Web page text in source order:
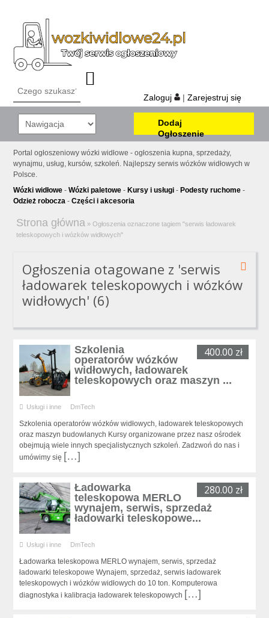
Zaloguj | Zarejestruj się
Dodaj
Ogłoszenie
Portal ogłoszeniowy wózki widłowe - ogłoszenia kupna, sprzedaży,
wynajmu, usług, kursów, szkoleń. Najlepszy serwis wózków widłowych w
Polsce.
Wózki widłowe -Wózki paletowe - Kursy i usługi - Podesty ruchome -
Odzież robocza -Części i akcesoria
Strona główna » Ogłoszenia oznaczone tagiem "serwis ładowarek
teleskopowych i wózków widłowych"
Ogłoszenia otagowane z 'serwis
ładowarek teleskopowych i wózków
widłowych' (6)
400.00 zł
Szkolenia
operatorów wózków
widłowych, ładowarek
teleskopowych oraz maszyn ...
Usługi i inne DmTech
Szkolenia operatorów wózków widłowych, ładowarek teleskopowych
oraz maszyn budowlanych Kursy organizowane przez nasz ośrodek
obejmują wiele innych specjalistycznych szkoleń. Zadzwoń do nas i
umówimy się […]
280.00 zł
Ładowarka
teleskopowa MERLO
wynajem, serwis, sprzedaż
ładowarki teleskopowe...
Usługi i inne DmTech
Ładowarka teleskopowa MERLO wynajem, serwis, sprzedaż
ładowarki teleskopowe Wynajem, sprzedaż, serwis ładowarek
teleskopowych i wózków widłowych do 10 ton. Komputerowa
diagnostyka i kalibracja ładowarek teleskopowych […]